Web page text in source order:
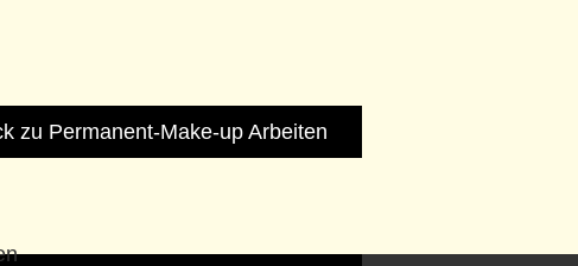
zu Permanent-Make-up Arbeiten